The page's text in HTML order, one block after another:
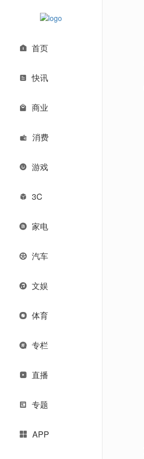
首页
快讯
商业
消费
游戏
3C
家电
汽车
文娱
体育
专栏
直播
专题
APP